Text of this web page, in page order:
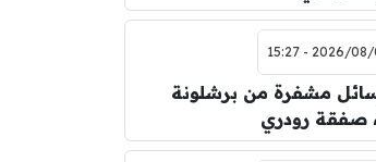
2026/08/07 -
مشفرة من برشلونة
صفقة رودري